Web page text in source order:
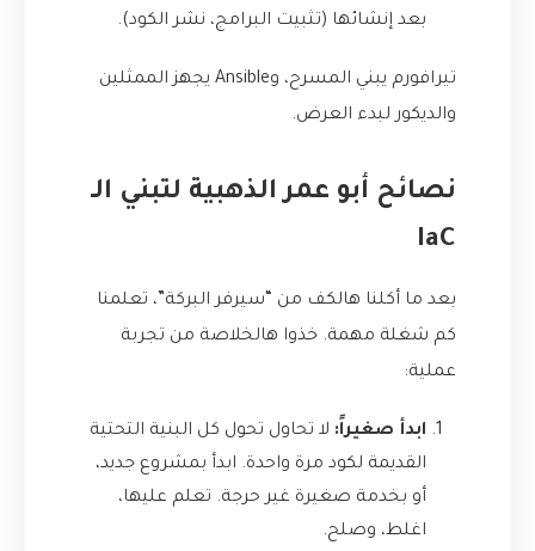
بعد إنشائها (تثبيت البرامج، نشر الكود).
تيرافورم يبني المسرح، وAnsible يجهز الممثلين
والديكور لبدء العرض.
نصائح أبو عمر الذهبية لتبني الـ
IaC
بعد ما أكلنا هالكف من “سيرفر البركة”، تعلمنا
كم شغلة مهمة. خذوا هالخلاصة من تجربة
عملية:
ابدأ صغيراً: لا تحاول تحول كل البنية التحتية
القديمة لكود مرة واحدة. ابدأ بمشروع جديد،
أو بخدمة صغيرة غير حرجة. تعلم عليها،
اغلط، وصلح.